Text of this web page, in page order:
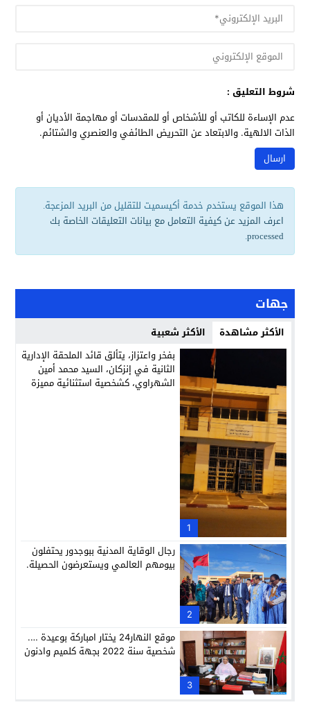
شروط التعليق :
عدم الإساءة للكاتب أو للأشخاص أو للمقدسات أو مهاجمة الأديان أو
الذات الالهية. والابتعاد عن التحريض الطائفي والعنصري والشتائم.
هذا الموقع يستخدم خدمة أكيسميت للتقليل من البريد المزعجة.
اعرف المزيد عن كيفية التعامل مع بيانات التعليقات الخاصة بك
processed
.
جهات
الأكثر مشاهدة الأكثر شعبية
1
بفخر واعتزاز، يتألق قائد الملحقة الإدارية
الثانية في إنزكان، السيد محمد أمين
الشهراوي، كشخصية استثنائية مميزة
2
رجال الوقاية المدنية ببوجدور يحتفلون
بيومهم العالمي ويستعرضون الحصيلة.
3
موقع النهار24 يختار امباركة بوعيدة ….
شخصية سنة 2022 بجهة كلميم وادنون